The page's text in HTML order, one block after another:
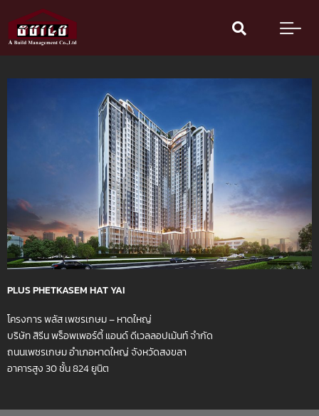
content
PLUS PHETKASEM HAT YAI
โครงการ พลัส เพชรเกษม – หาดใหญ่
บริษัท สิรีน พร็อพเพอร์ตี้ แอนด์ ดีเวลลอปเม้นท์ จำกัด
ถนนเพชรเกษม อำเภอหาดใหญ่ จังหวัดสงขลา
อาคารสูง 30 ชั้น 824 ยูนิต